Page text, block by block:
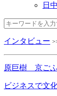
日
インタビュー
原巨樹 京ご
ビジネスで文